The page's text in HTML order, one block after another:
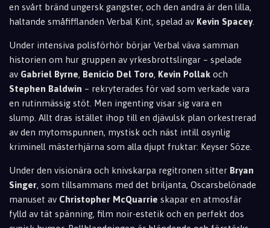
en svårt bränd ungersk gangster, och den andra är den lilla,
haltande småfifflanden Verbal Kint, spelad av Kevin Spacey
Under intensiva polisförhör börjar Verbal väva samman
historien om hur gruppen av yrkesbrottslingar – spelade
av Gabriel Byrne, Benicio Del Toro, Kevin Pollak och
Stephen Baldwin – rekryterades för vad som verkade vara
en rutinmässig stöt. Men ingenting visar sig vara en
slump. Allt dras istället ihop till en djävulsk plan orkestrerad
av den mytomspunnen, mystisk och näst intill osynlig
kriminell mästerhjärna som alla djupt fruktar: Keyser Söze.
Under den visionära och knivskarpa regitronen sitter Bryan
Singer, som tillsammans med det briljanta, Oscarsbelönade
manuset av Christopher McQuarrie skapar en atmosfär
fylld av tät spänning, film noir-estetik och en perfekt dos